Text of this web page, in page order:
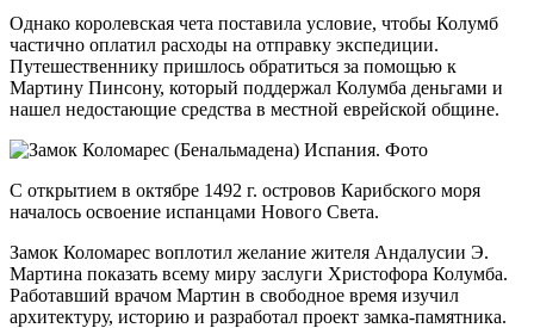
Однако королевская чета поставила условие, чтобы Колумб
частично оплатил расходы на отправку экспедиции.
Путешественнику пришлось обратиться за помощью к
Мартину Пинсону, который поддержал Колумба деньгами и
нашел недостающие средства в местной еврейской общине.
С открытием в октябре 1492 г. островов Карибского моря
началось освоение испанцами Нового Света.
Замок Коломарес воплотил желание жителя Андалусии Э.
Мартина показать всему миру заслуги Христофора Колумба.
Работавший врачом Мартин в свободное время изучил
архитектуру, историю и разработал проект замка-памятника.